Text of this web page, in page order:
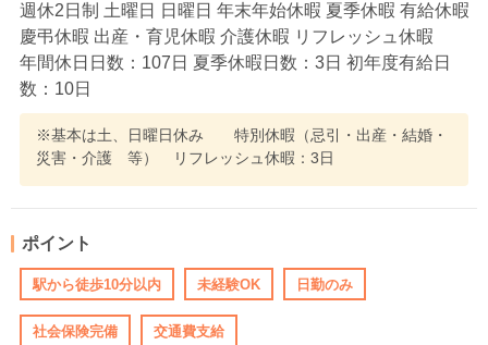
週休2日制 土曜日 日曜日 年末年始休暇 夏季休暇 有給休暇
慶弔休暇 出産・育児休暇 介護休暇 リフレッシュ休暇
年間休日日数：107日 夏季休暇日数：3日 初年度有給日
数：10日
※基本は土、日曜日休み 特別休暇（忌引・出産・結婚・
災害・介護 等） リフレッシュ休暇：3日
ポイント
駅から徒歩10分以内 未経験OK 日勤のみ
社会保険完備 交通費支給